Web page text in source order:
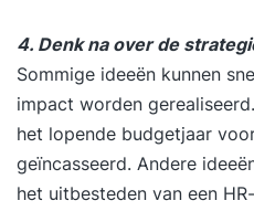
met meer cohesie waarin
soepeler verloopt, dat
de werkvloer. Deze
behoeften en wordt
bekijken jouw situatie en
programma op jou aan.
4. Denk na over de
Sommige ideeën kunnen
impact worden
het lopende budgetjaar
geïncasseerd. Andere
het uitbesteden van een